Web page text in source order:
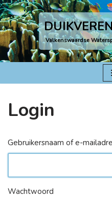
Ga
naar
de
inhoud
Valkenswaardse
Login
Gebruikersnaam of e-
Wachtwoord